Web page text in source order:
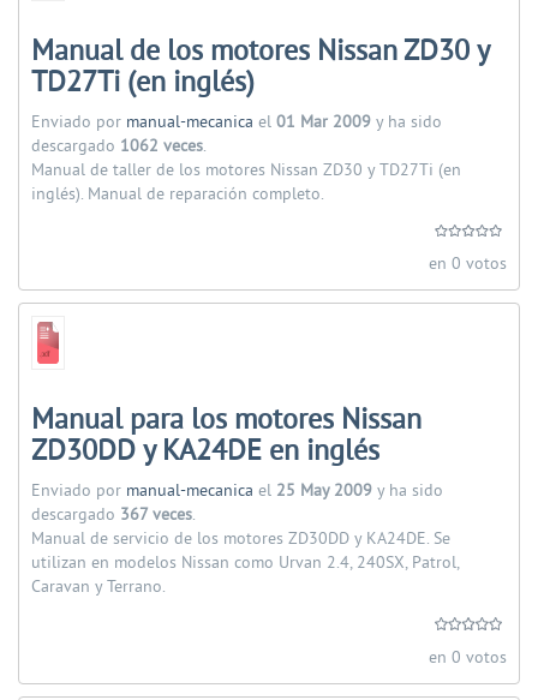
Manual de los motores Nissan ZD30 y
TD27Ti (en inglés)
Enviado por manual-mecanica el 01 Mar 2009 y ha sido
descargado 1062 veces.
Manual de taller de los motores Nissan ZD30 y TD27Ti (en
inglés). Manual de reparación completo.
en 0 votos
Manual para los motores Nissan
ZD30DD y KA24DE en inglés
Enviado por manual-mecanica el 25 May 2009 y ha sido
descargado 367 veces.
Manual de servicio de los motores ZD30DD y KA24DE. Se
utilizan en modelos Nissan como Urvan 2.4, 240SX, Patrol,
Caravan y Terrano.
en 0 votos